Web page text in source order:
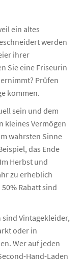
ein altes
werden
ihrer
Sie eine Friseurin
Prüfen
kommen.
sein und dem
kleines Vermögen
wahrsten Sinne
das Ende
Herbst und
zu erheblich
Rabatt sind
Vintagekleider,
oder in
Wer auf jeden
Hand-Laden